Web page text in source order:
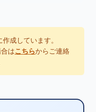
成しています。
はこちらからご連絡